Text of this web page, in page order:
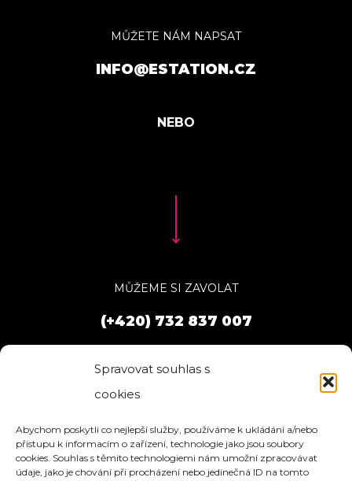
Spravovat souhlas s
cookies
Abychom poskytli co nejlepší služby, používáme k ukládání a/nebo
přístupu k informacím o zařízení, technologie jako jsou soubory
cookies. Souhlas s těmito technologiemi nám umožní zpracovávat
údaje, jako je chování při procházení nebo jedinečná ID na tomto
MŮŽETE NÁM NAPSAT
INFO@ESTATION.CZ
MŮŽEME SI ZAVOLAT
(+420) 732 837 007